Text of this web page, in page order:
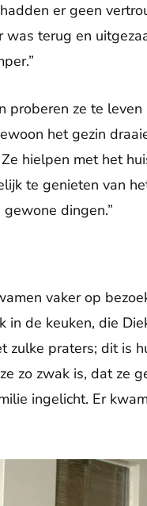
er geen
was terug en
proberen ze te
het gezin
hielpen met het
te genieten van
dingen.”
vaker op
in de keuken, die
zulke praters; dit is
zo zwak is, dat ze
ingelicht. Er